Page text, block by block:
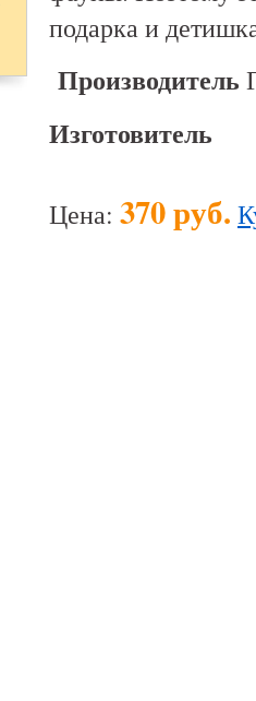
подарка и
Производитель
Изготовитель
Цена: 370 руб.